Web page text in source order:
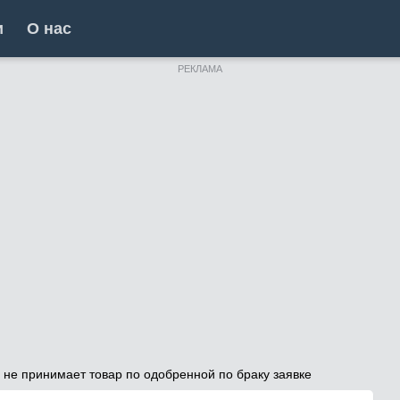
О нас
РЕКЛАМА
принимает товар по одобренной по браку заявке